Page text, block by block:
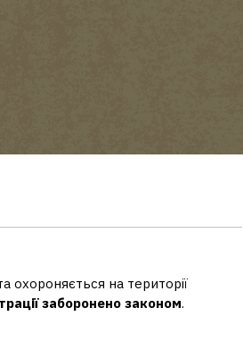
охороняється на території
заборонено законом.